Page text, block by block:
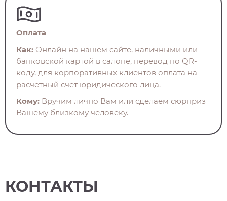
Оплата
Как: Онлайн на нашем сайте, наличными или
банковской картой в салоне, перевод по QR-
коду, для корпоративных клиентов оплата на
расчетный счет юридического лица.
Кому: Вручим лично Вам или сделаем сюрприз
Вашему близкому человеку.
КОНТАКТЫ